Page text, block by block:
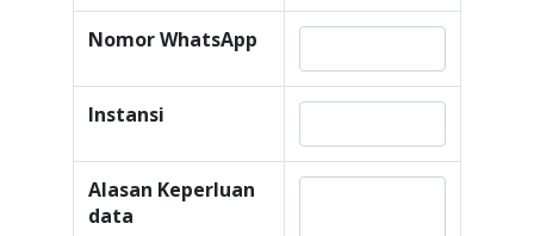
Nomor WhatsApp
Instansi
Alasan Keperluan
data